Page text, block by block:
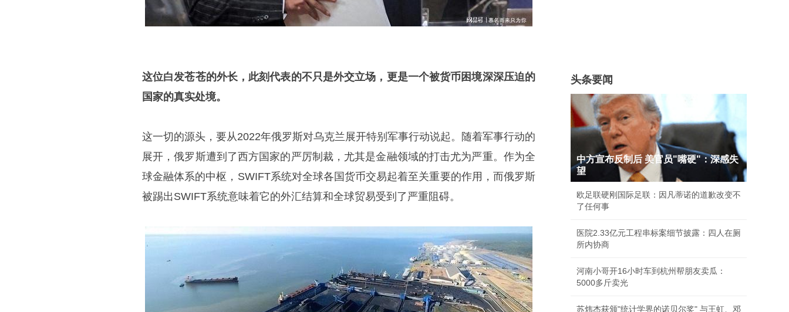
这位白发苍苍的外长，此刻代表的不只是外交立场，更是一个被货币困境深深压迫的
国家的真实处境。
这一切的源头，要从2022年俄罗斯对乌克兰展开特别军事行动说起。随着军事行动的
展开，俄罗斯遭到了西方国家的严厉制裁，尤其是金融领域的打击尤为严重。作为全
球金融体系的中枢，SWIFT系统对全球各国货币交易起着至关重要的作用，而俄罗斯
被踢出SWIFT系统意味着它的外汇结算和全球贸易受到了严重阻碍。
头条要闻
中方宣布反制后 美官员"嘴硬"：深感失
望
欧足联硬刚国际足联：因凡蒂诺的道歉改变不
了任何事
医院2.33亿元工程串标案细节披露：四人在厕
所内协商
河南小哥开16小时车到杭州帮朋友卖瓜：
5000多斤卖光
苏炜杰获颁"统计学界的诺贝尔奖" 与王虹、邓